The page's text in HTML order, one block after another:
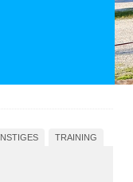
TRAINING